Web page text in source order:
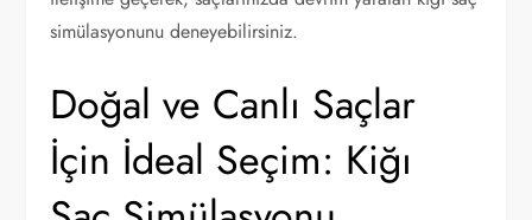
simülasyonunu deneyebilirsiniz.
Doğal ve Canlı Saçlar
İçin İdeal Seçim: Kiğı